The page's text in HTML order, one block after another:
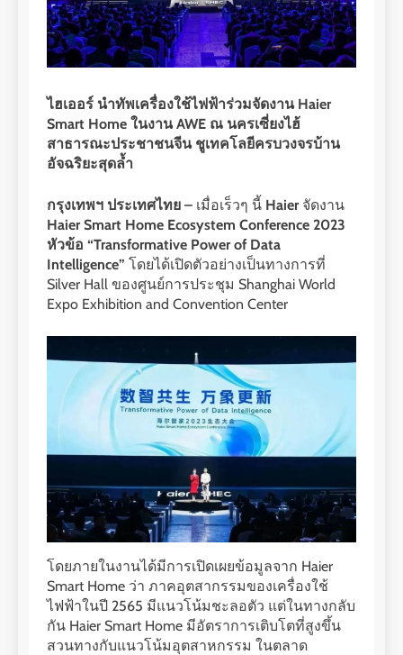
ไฮเออร์ นำทัพเครื่องใช้ไฟฟ้าร่วมจัดงาน Haier
Smart Home ในงาน AWE ณ นครเซี่ยงไฮ้
สาธารณะประชาชนจีน ชูเทคโลยีครบวงจรบ้าน
อัจฉริยะสุดล้ำ
กรุงเทพฯ ประเทศไทย – เมื่อเร็วๆ นี้ Haierจัดงาน
Haier Smart Home Ecosystem Conference 2023
หัวข้อ “Transformative Power of Data
Intelligence” โดยได้เปิดตัวอย่างเป็นทางการที่
Silver Hall ของศูนย์การประชุม Shanghai World
Expo Exhibition and Convention Center
โดยภายในงานได้มีการเปิดเผยข้อมูลจาก Haier
Smart Home ว่า ภาคอุตสากรรมของเครื่องใช้
ไฟฟ้าในปี 2565 มีแนวโน้มชะลอตัว แต่ในทางกลับ
กัน Haier Smart Home มีอัตราการเติบโตที่สูงขึ้น
สวนทางกับแนวโน้มอุตสาหกรรม ในตลาด